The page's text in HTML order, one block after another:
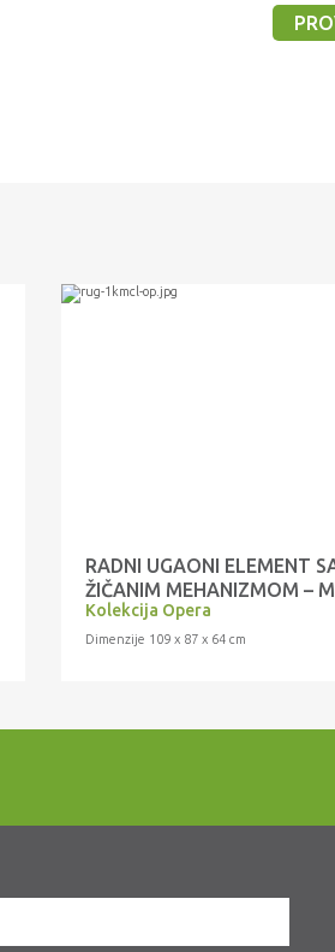
RADNI UGAONI ELEMENT
ŽIČANIM MEHANIZMOM –
CORNER R-UG-1KMCL/4
Kolekcija Opera
Dimenzije 109 x 87 x 64 cm